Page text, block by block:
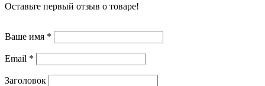
Оставьте первый отзыв о товаре!
Ваше имя *
Email *
Заголовок